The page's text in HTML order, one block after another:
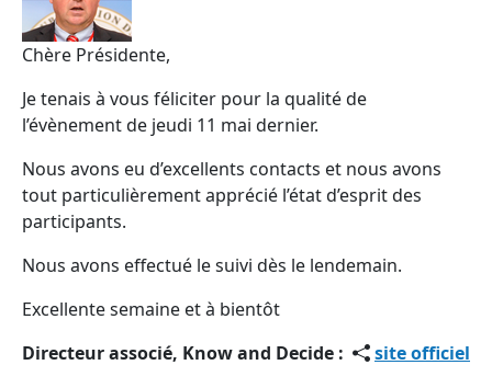
Chère Présidente,
Je tenais à vous féliciter pour la qualité de
l’évènement de jeudi 11 mai dernier.
Nous avons eu d’excellents contacts et nous avons
tout particulièrement apprécié l’état d’esprit des
participants.
Nous avons effectué le suivi dès le lendemain.
Excellente semaine et à bientôt
Directeur associé, Know and Decide :
site officiel